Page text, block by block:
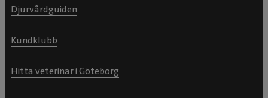
Djurvårdguiden
Kundklubb
Hitta veterinär i Göteborg